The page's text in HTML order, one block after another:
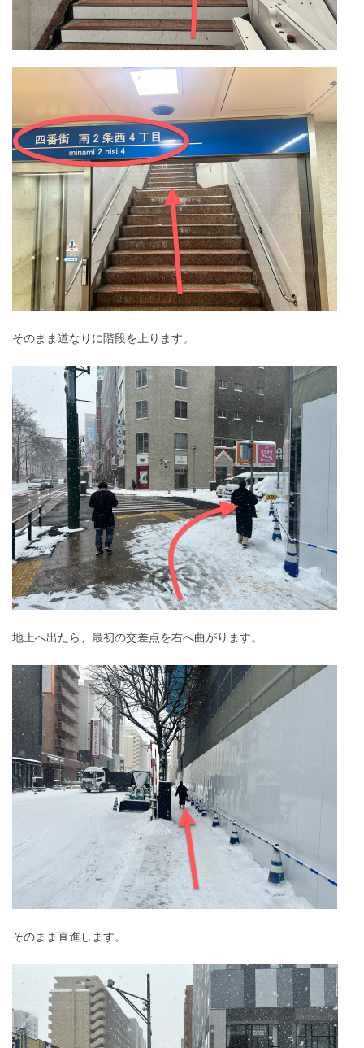
そのまま道なりに階段を上ります。
地上へ出たら、最初の交差点を右へ曲がります。
そのまま直進します。